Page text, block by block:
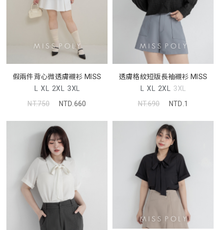
假兩件背心微透膚襯衫 MISS
L XL 2XL 3XL
NT.750
NTD.660
透膚格紋短版長袖襯衫 MISS
L XL 2XL 3XL
NT.690
NTD.1